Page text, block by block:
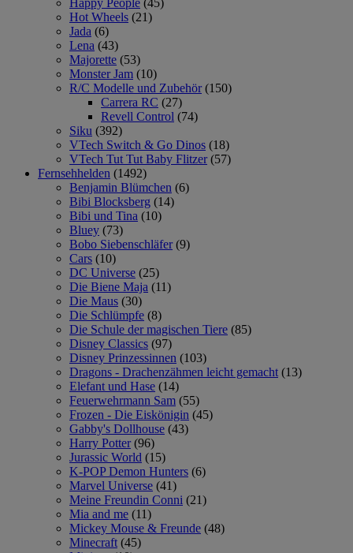
Happy People (45)
Hot Wheels (21)
Jada (6)
Lena (43)
Majorette (53)
Monster Jam (10)
R/C Modelle und Zubehör (150)
Carrera RC (27)
Revell Control (74)
Siku (392)
VTech Switch & Go Dinos (18)
VTech Tut Tut Baby Flitzer (57)
Fernsehhelden (1492)
Benjamin Blümchen (6)
Bibi Blocksberg (14)
Bibi und Tina (10)
Bluey (73)
Bobo Siebenschläfer (9)
Cars (10)
DC Universe (25)
Die Biene Maja (11)
Die Maus (30)
Die Schlümpfe (8)
Die Schule der magischen Tiere (85)
Disney Classics (97)
Disney Prinzessinnen (103)
Dragons - Drachenzähmen leicht gemacht (13)
Elefant und Hase (14)
Feuerwehrmann Sam (55)
Frozen - Die Eiskönigin (45)
Gabby's Dollhouse (43)
Harry Potter (96)
Jurassic World (15)
K-POP Demon Hunters (6)
Marvel Universe (41)
Meine Freundin Conni (21)
Mia and me (11)
Mickey Mouse & Freunde (48)
Minecraft (45)